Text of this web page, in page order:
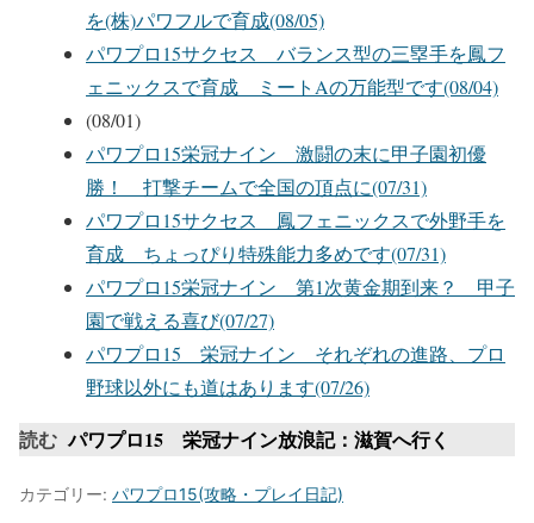
を(株)パワフルで育成(08/05)
パワプロ15サクセス バランス型の三塁手を鳳フ
ェニックスで育成 ミートAの万能型です(08/04)
(08/01)
パワプロ15栄冠ナイン 激闘の末に甲子園初優
勝！ 打撃チームで全国の頂点に(07/31)
パワプロ15サクセス 鳳フェニックスで外野手を
育成 ちょっぴり特殊能力多めです(07/31)
パワプロ15栄冠ナイン 第1次黄金期到来？ 甲子
園で戦える喜び(07/27)
パワプロ15 栄冠ナイン それぞれの進路、プロ
野球以外にも道はあります(07/26)
読む パワプロ15 栄冠ナイン放浪記：滋賀へ行く
カテゴリー: パワプロ15(攻略・プレイ日記)